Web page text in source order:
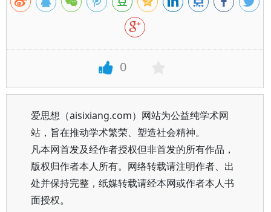
0
爱思想（aisixiang.com）网站为公益纯学术网
站，旨在推动学术繁荣、塑造社会精神。
凡本网首发及经作者授权但非首发的所有作品，
版权归作者本人所有。网络转载请注明作者、出
处并保持完整，纸媒转载请经本网或作者本人书
面授权。